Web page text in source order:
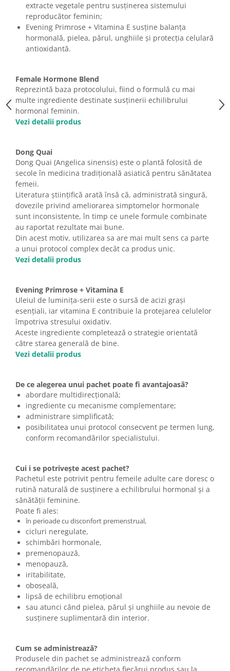
extracte vegetale pentru susținerea sistemului
reproducător feminin;
Evening Primrose + Vitamina E susține balanța
hormonală, pielea, părul, unghiile și protecția celulară
antioxidantă.
Female Hormone Blend
Reprezintă baza protocolului, fiind o formulă cu mai
multe ingrediente destinate susținerii echilibrului
hormonal feminin.
Vezi detalii produs
Dong Quai
Dong Quai (Angelica sinensis) este o plantă folosită de
secole în medicina tradițională asiatică pentru sănătatea
femeii.
Literatura științifică arată însă că, administrată singură,
dovezile privind ameliorarea simptomelor hormonale
sunt inconsistente, în timp ce unele formule combinate
au raportat rezultate mai bune.
Din acest motiv, utilizarea sa are mai mult sens ca parte
a unui protocol complex decât ca produs unic.
Vezi detalii produs
Evening Primrose + Vitamina E
Uleiul de luminița-serii este o sursă de acizi grași
esențiali, iar vitamina E contribuie la protejarea celulelor
împotriva stresului oxidativ.
Aceste ingrediente completează o strategie orientată
către starea generală de bine.
Vezi detalii produs
De ce alegerea unui pachet poate fi avantajoasă?
abordare multidirecțională;
ingrediente cu mecanisme complementare;
administrare simplificată;
posibilitatea unui protocol consecvent pe termen lung,
conform recomandărilor specialistului.
Cui i se potrivește acest pachet?
Pachetul este potrivit pentru femeile adulte care doresc o
rutină naturală de susținere a echilibrului hormonal și a
sănătății feminine.
Poate fi ales:
în perioade cu disconfort premenstrual,
cicluri neregulate,
schimbări hormonale,
premenopauză,
menopauză,
iritabilitate,
oboseală,
lipsă de echilibru emoțional
sau atunci când pielea, părul și unghiile au nevoie de
susținere suplimentară din interior.
Cum se administrează?
Produsele din pachet se administrează conform
recomandărilor de pe eticheta fiecărui produs sau la